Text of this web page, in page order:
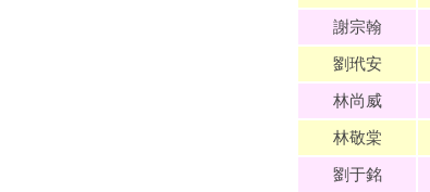
謝宗翰
劉玳安
林尚威
林敬棠
劉于銘